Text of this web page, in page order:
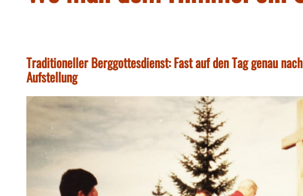
Traditioneller Berggottesdienst: Fast auf den Tag genau
Aufstellung